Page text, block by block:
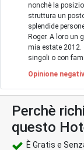
nonchè la
struttura un
splendide
Roger. A loro un
mia estate 2012.
singoli o con
Opinione
Perchè
questo
È Gratis e